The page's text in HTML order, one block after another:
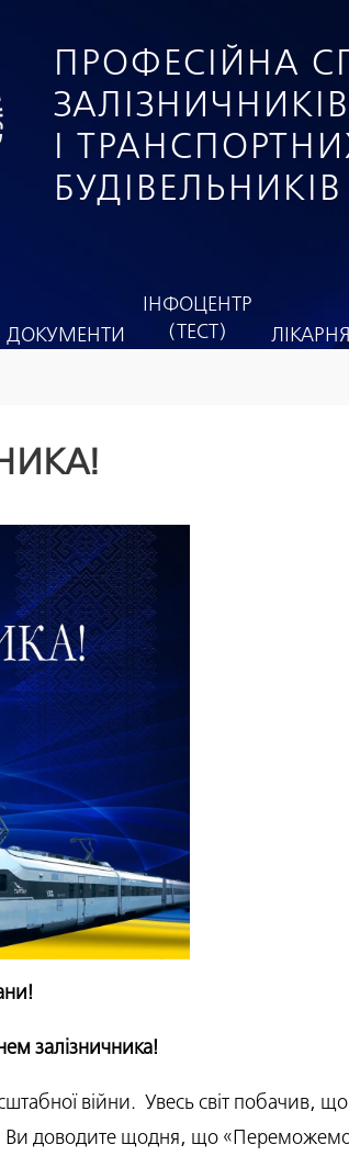
ПРОФЕСІЙНА
ЗАЛІЗНИЧНИКІВ
І
ДОКУМЕНТИ
ІНФОЦЕНТР
(ТЕСТ)
залізничника!
війни. Увесь світ побачив, що
Ви доводите щодня, що